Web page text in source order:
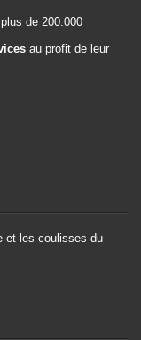
de 200.000
au profit de leur
et les coulisses du